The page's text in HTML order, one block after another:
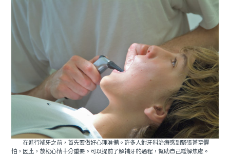
在進行補牙之前，首先要做好心理准備。許多人對牙科治療感到緊張甚至懼
怕，因此，放松心情十分重要。可以提前了解補牙的過程，幫助自己緩解焦慮。